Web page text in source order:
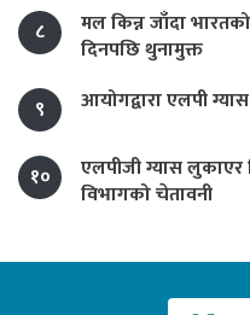
८
मल किन्न जाँदा
दिनपछि थुनामुक्त
९
आयोगद्वारा एलपी
१०
एलपीजी ग्यास लुकाएर
विभागको चेतावनी